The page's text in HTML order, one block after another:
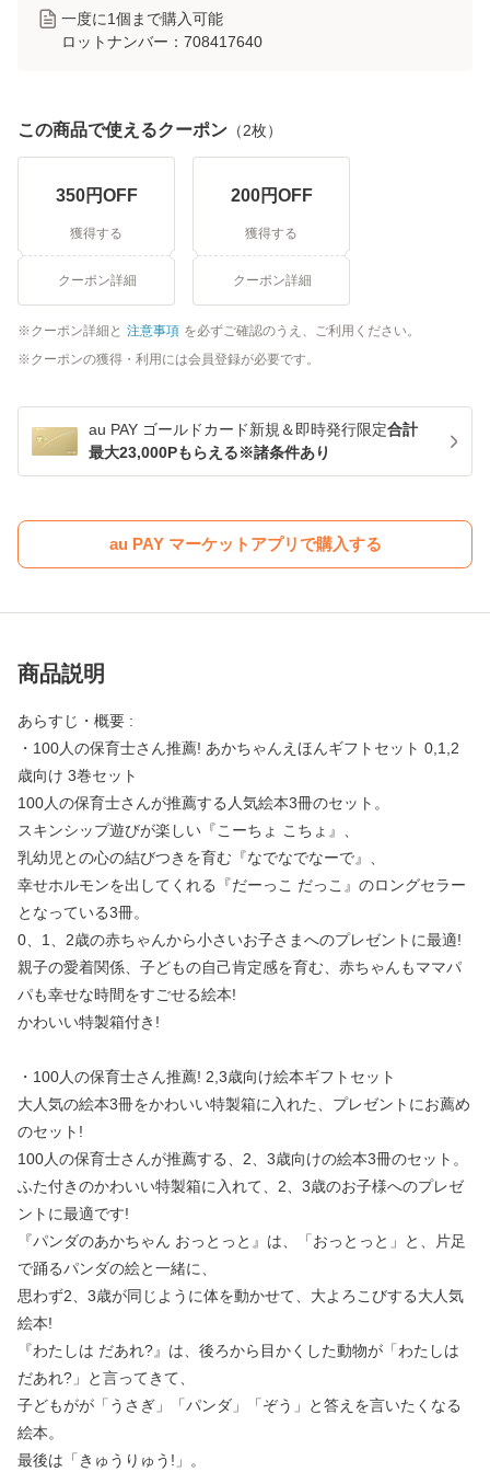
一度に1個まで購入可能
ロットナンバー： 708417640
この商品で使えるクーポン （2枚）
350円OFF
獲得する
クーポン詳細
200円OFF
獲得する
クーポン詳細
クーポン詳細と 注意事項 を必ずご確認のうえ、ご利用ください。
クーポンの獲得・利用には会員登録が必要です。
au PAY ゴールドカード新規＆即時発行限定合計
最大23,000Pもらえる※諸条件あり
au PAY マーケットアプリで購入する
商品説明
あらすじ・概要 :
・100人の保育士さん推薦! あかちゃんえほんギフトセット 0,1,2
歳向け 3巻セット
100人の保育士さんが推薦する人気絵本3冊のセット。
スキンシップ遊びが楽しい『こーちょ こちょ』、
乳幼児との心の結びつきを育む『なでなでなーで』、
幸せホルモンを出してくれる『だーっこ だっこ』のロングセラー
となっている3冊。
0、1、2歳の赤ちゃんから小さいお子さまへのプレゼントに最適!
親子の愛着関係、子どもの自己肯定感を育む、赤ちゃんもママパ
パも幸せな時間をすごせる絵本!
かわいい特製箱付き!
・100人の保育士さん推薦! 2,3歳向け絵本ギフトセット
大人気の絵本3冊をかわいい特製箱に入れた、プレゼントにお薦め
のセット!
100人の保育士さんが推薦する、2、3歳向けの絵本3冊のセット。
ふた付きのかわいい特製箱に入れて、2、3歳のお子様へのプレゼ
ントに最適です!
『パンダのあかちゃん おっとっと』は、「おっとっと」と、片足
で踊るパンダの絵と一緒に、
思わず2、3歳が同じように体を動かせて、大よろこびする大人気
絵本!
『わたしは だあれ?』は、後ろから目かくした動物が「わたしは
だあれ?」と言ってきて、
子どもがが「うさぎ」「パンダ」「ぞう」と答えを言いたくなる
絵本。
最後は「きゅうりゅう!」。